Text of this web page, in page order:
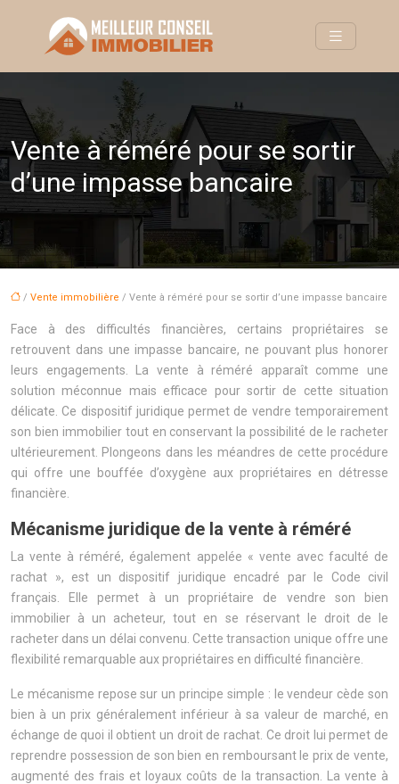
Vente à réméré pour se sortir
d’une impasse bancaire
/ Vente immobilière / Vente à réméré pour se sortir d’une impasse bancaire
Face à des difficultés financières, certains propriétaires se
retrouvent dans une impasse bancaire, ne pouvant plus honorer
leurs engagements. La vente à réméré apparaît comme une
solution méconnue mais efficace pour sortir de cette situation
délicate. Ce dispositif juridique permet de vendre temporairement
son bien immobilier tout en conservant la possibilité de le racheter
ultérieurement. Plongeons dans les méandres de cette procédure
qui offre une bouffée d’oxygène aux propriétaires en détresse
financière.
Mécanisme juridique de la vente à réméré
La vente à réméré, également appelée « vente avec faculté de
rachat », est un dispositif juridique encadré par le Code civil
français. Elle permet à un propriétaire de vendre son bien
immobilier à un acheteur, tout en se réservant le droit de le
racheter dans un délai convenu. Cette transaction unique offre une
flexibilité remarquable aux propriétaires en difficulté financière.
Le mécanisme repose sur un principe simple : le vendeur cède son
bien à un prix généralement inférieur à sa valeur de marché, en
échange de quoi il obtient un droit de rachat. Ce droit lui permet de
reprendre possession de son bien en remboursant le prix de vente,
augmenté des frais et loyaux coûts de la transaction. La vente à